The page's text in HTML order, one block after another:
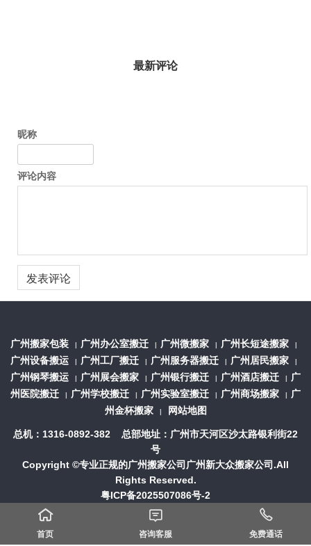
最新评论
昵称
评论内容
广州搬家包装 | 广州办公室搬迁 | 广州微搬家 | 广州长短途搬家 |
广州设备搬运 | 广州工厂搬迁 | 广州服务器搬迁 | 广州居民搬家 |
广州钢琴搬运 | 广州展会搬家 | 广州银行搬迁 | 广州酒店搬迁 |
广
州医院搬迁
| 广州学校搬迁 | 广州实验室搬迁 | 广州商场搬家 |
广
州金杯搬家
| 网站地图
总机：1316-0892-382 总部地址：广州市天河区沙太路银利街22
号
Copyright ©专业正规的广州搬家公司 广州新大众搬家公司.All
Rights Reserved.
粤ICP备2025507086号-2

首页

咨询客服

免费通话